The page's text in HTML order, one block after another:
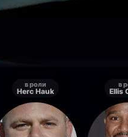
в роли
Herc Hauk
в
Ellis